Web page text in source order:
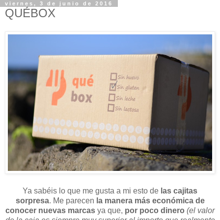
viernes, 3 de junio de 2016
QUÉBOX
Ya sabéis lo que me gusta a mi esto de las cajitas
sorpresa. Me parecen la manera más económica de
conocer nuevas marcas ya que, por poco dinero (el valor